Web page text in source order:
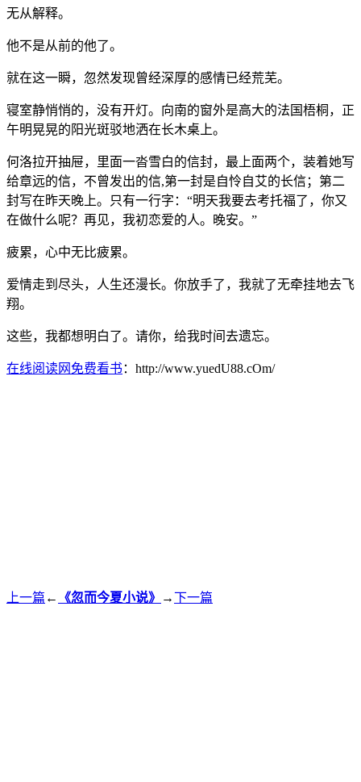
无从解释。
他不是从前的他了。
就在这一瞬，忽然发现曾经深厚的感情已经荒芜。
寝室静悄悄的，没有开灯。向南的窗外是高大的法国梧桐，正
午明晃晃的阳光斑驳地洒在长木桌上。
何洛拉开抽屉，里面一沓雪白的信封，最上面两个，装着她写
给章远的信，不曾发出的信,第一封是自怜自艾的长信；第二
封写在昨天晚上。只有一行字：“明天我要去考托福了，你又
在做什么呢？再见，我初恋爱的人。晚安。”
疲累，心中无比疲累。
爱情走到尽头，人生还漫长。你放手了，我就了无牵挂地去飞
翔。
这些，我都想明白了。请你，给我时间去遗忘。
在线阅读网免费看书 ：http://www.yuedU88.cOm/
上一篇 ← 《忽而今夏小说》 →下一篇